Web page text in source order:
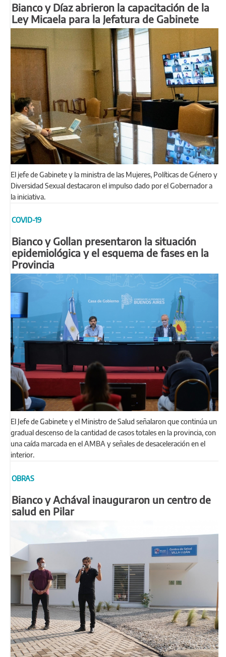
Bianco y Díaz abrieron la capacitación de la
Ley Micaela para la Jefatura de Gabinete
El jefe de Gabinete y la ministra de las Mujeres, Políticas de Género y
Diversidad Sexual destacaron el impulso dado por el Gobernador a
la iniciativa.
COVID-19
Bianco y Gollan presentaron la situación
epidemiológica y el esquema de fases en la
Provincia
El Jefe de Gabinete y el Ministro de Salud señalaron que continúa un
gradual descenso de la cantidad de casos totales en la provincia, con
una caída marcada en el AMBA y señales de desaceleración en el
interior.
OBRAS
Bianco y Achával inauguraron un centro de
salud en Pilar